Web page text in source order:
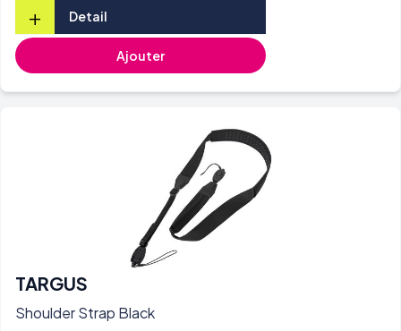
+ Detail
Ajouter
TARGUS
Shoulder Strap Black